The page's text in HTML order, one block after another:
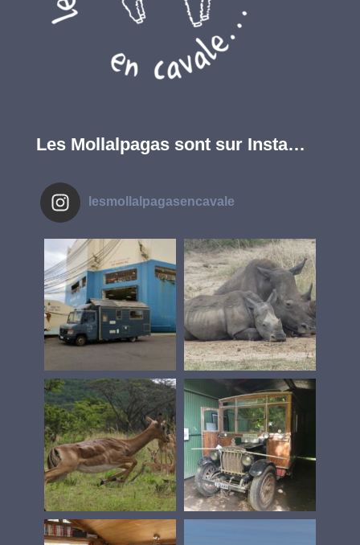
Les Mollalpagas sont sur Insta…
lesmollalpagasencavale